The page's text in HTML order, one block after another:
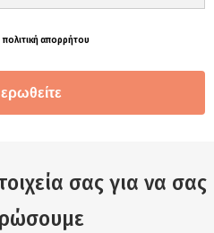
πολιτική απορρήτου
σας για να σας